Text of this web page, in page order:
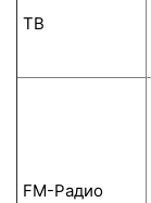
ТВ
FM-Радио